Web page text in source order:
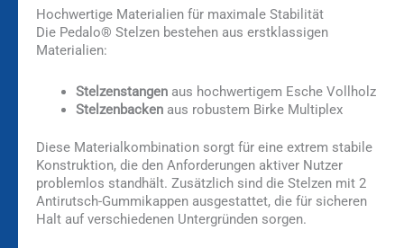
Hochwertige Materialien für maximale Stabilität
Die Pedalo® Stelzen bestehen aus erstklassigen
Materialien:
Stelzenstangenaus hochwertigem Esche Vollholz
Stelzenbackenaus robustem Birke Multiplex
Diese Materialkombination sorgt für eine extrem stabile
Konstruktion, die den Anforderungen aktiver Nutzer
problemlos standhält. Zusätzlich sind die Stelzen mit 2
Antirutsch-Gummikappen ausgestattet, die für sicheren
Halt auf verschiedenen Untergründen sorgen.